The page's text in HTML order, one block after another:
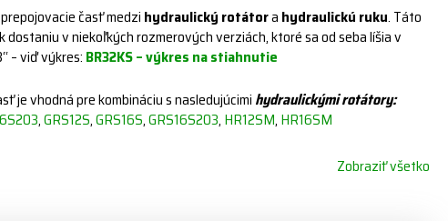
časť medzihydraulický rotátora hydraulickú ruku. Táto
dostaniu v niekoľkých rozmerových verziách, ktoré sa od seba líšia v
– viď výkres: BR32KS –výkres na stiahnutie
je vhodná pre kombináciu s nasledujúcimi hydraulickými rotátory:
,GRS12S,GRS16S,GRS16S203, HR12SM, HR16SM
Zobraziť všetko